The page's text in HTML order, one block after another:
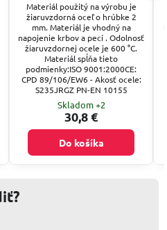
Materiál použitý na výrobu je
žiaruvzdorná oceľ o hrúbke 2
mm. Materiál je vhodný na
napojenie krbov a pecí . Odolnosť
žiaruvzdornej ocele je 600 °C.
Materiál spĺňa tieto
podmienky:ISO 9001:2000CE:
CPD 89/106/EW6 - Akosť ocele:
S235JRGZ PN-EN 10155
Skladom +2
30,8 €
Do košíka